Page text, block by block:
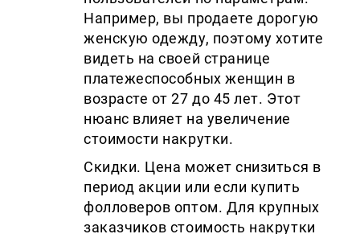
Например, вы продаете дорогую
женскую одежду, поэтому хотите
видеть на своей странице
платежеспособных женщин в
возрасте от 27 до 45 лет. Этот
нюанс влияет на увеличение
стоимости накрутки.
Скидки. Цена может снизиться в
период акции или если купить
фолловеров оптом. Для крупных
заказчиков стоимость накрутки